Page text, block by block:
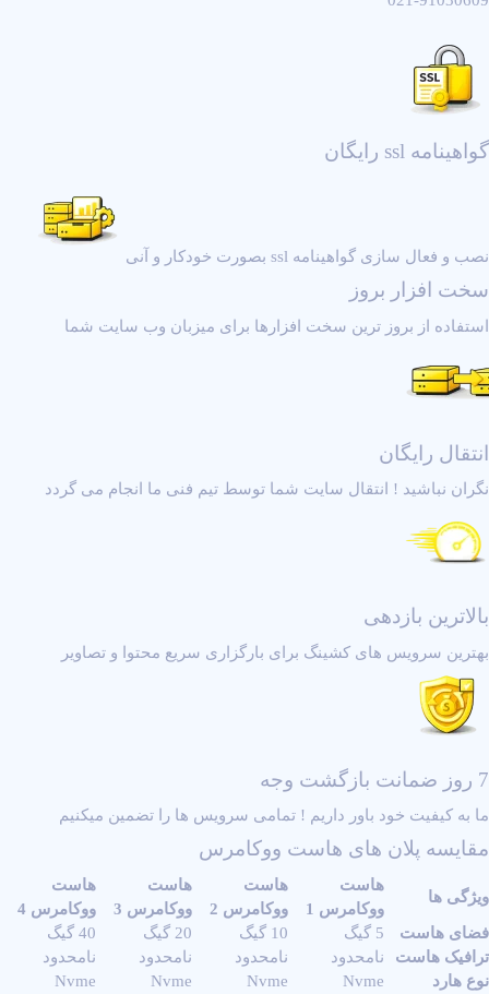
گواهینامه ssl رایگان
نصب و فعال سازی گواهینامه ssl بصورت خودکار و آنی
سخت افزار بروز
استفاده از بروز ترین سخت افزارها برای میزبان وب سایت شما
انتقال رایگان
نگران نباشید ! انتقال سایت شما توسط تیم فنی ما انجام می گردد
بالاترین بازدهی
بهترین سرویس های کشینگ برای بارگزاری سریع محتوا و تصاویر
7 روز ضمانت بازگشت وجه
ما به کیفیت خود باور داریم ! تمامی سرویس ها را تضمین میکنیم
مقایسه پلان های هاست ووکامرس
ویژگی ها
هاست
ووکامرس 1
هاست
ووکامرس 2
هاست
ووکامرس 3
هاست
ووکامرس 4
فضای هاست
5 گیگ 10 گیگ 20 گیگ
40 گیگ
ترافیک هاست
نامحدود نامحدود نامحدود
نامحدود
نوع هارد
Nvme
Nvme
Nvme
Nvme